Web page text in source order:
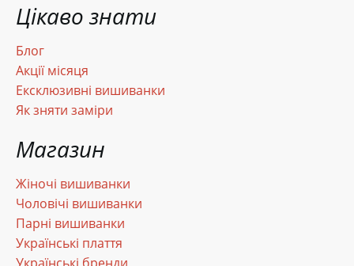
Цікаво знати
Блог
Акції місяця
Ексклюзивні вишиванки
Як зняти заміри
Магазин
Жіночі вишиванки
Чоловічі вишиванки
Парні вишиванки
Українські плаття